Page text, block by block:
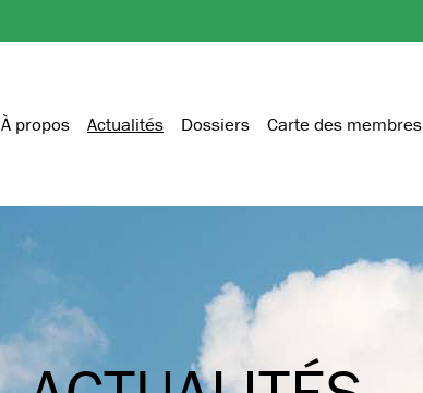
À propos Actualités Dossiers Carte des membres